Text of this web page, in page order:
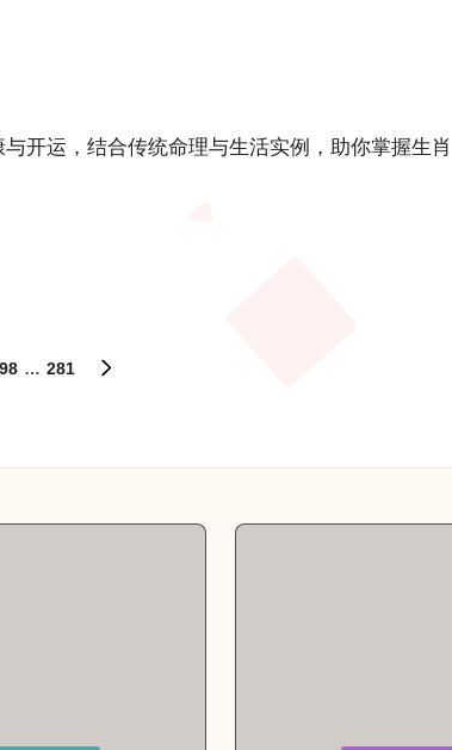
开运，结合传统命理与生活实例，助你掌握生肖
98 … 281